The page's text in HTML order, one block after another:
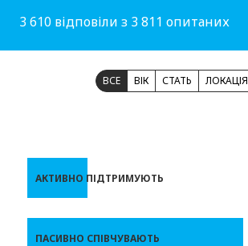
3 610 відповіли з 3 811 опитаних
ВСЕ ВІК СТАТЬ ЛОКАЦІЯ
АКТИВНО ПІДТРИМУЮТЬ
ПАСИВНО СПІВЧУВАЮТЬ